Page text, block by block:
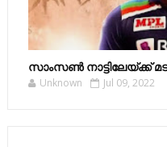
സാംസണ്‍ നാട്ടിലേയ്‌ക്ക്
Unknown Jul 09, 2022